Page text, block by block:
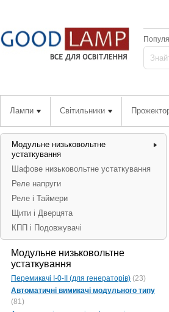
Лампи Світильники
Модульне низьковольтне
устаткування
Шафове низьковольтне устаткування
Реле напруги
Реле і Таймери
Щити і Дверцята
КПП і Подовжувачі
Модульне низьковольтне
устаткування
Перемикачі I-0-II (для генераторів) (23)
Автоматичні вимикачі модульного типу
(81)